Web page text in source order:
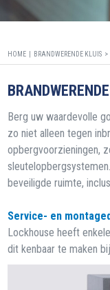
HOME | BRANDWERENDE KLUIS >
Berg uw waardevolle
zo niet alleen tegen
opbergvoorzieningen,
beveiligde ruimte,
Service- en
Lockhouse heeft
dit kenbaar te maken